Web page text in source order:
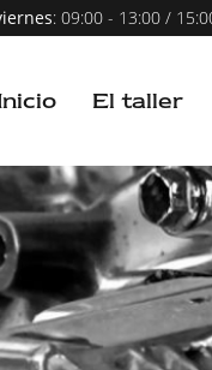
: 09:00 - 13:00 /
El taller